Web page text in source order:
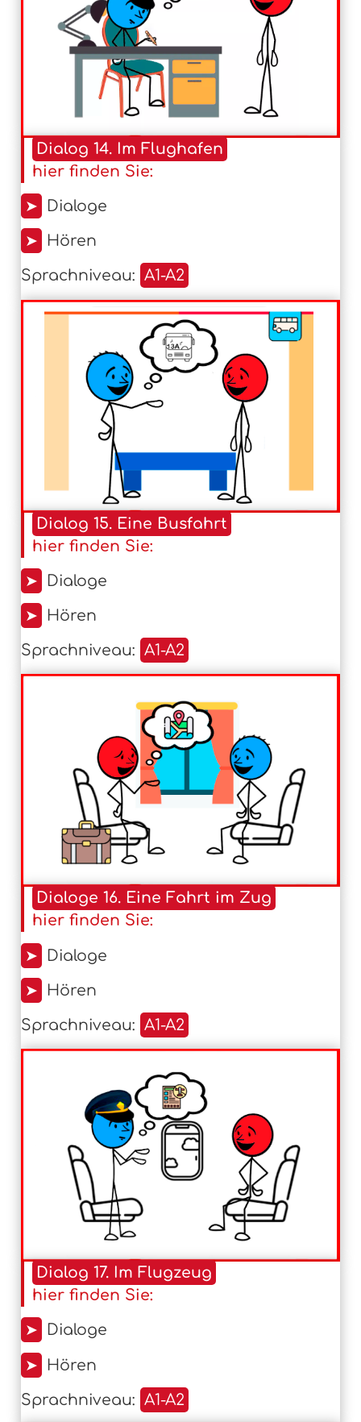
Dialog 14. Im Flughafen
hier finden Sie:
➤ Dialoge
➤ Hören
Sprachniveau: A1-A2
Dialog 15. Eine Busfahrt
hier finden Sie:
➤ Dialoge
➤ Hören
Sprachniveau: A1-A2
Dialoge 16. Eine Fahrt im Zug
hier finden Sie:
➤ Dialoge
➤ Hören
Sprachniveau: A1-A2
Dialog 17. Im Flugzeug
hier finden Sie:
➤ Dialoge
➤ Hören
Sprachniveau: A1-A2